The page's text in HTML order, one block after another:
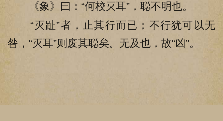
《象》曰：“何校灭耳”，聪不明也。
“灭趾”者，止其行而已；不行犹可以无
咎，“灭耳”则废其聪矣。无及也，故“凶”。